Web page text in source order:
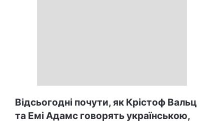
Відсьогодні почути, як Крістоф Вальц
та Емі Адамс говорять українською,